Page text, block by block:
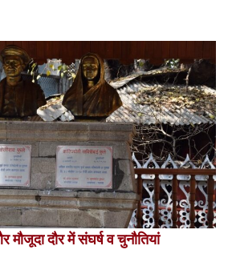
दौर में संघर्ष व चुनौतियां